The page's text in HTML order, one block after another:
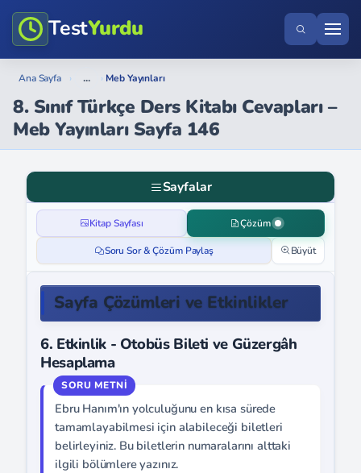
TestYurdu
Ana Sayfa › ... › Meb Yayınları
8. Sınıf Türkçe Ders Kitabı Cevapları –
Meb Yayınları Sayfa 146
Sayfalar
Kitap Sayfası Çözüm
Soru Sor & Çözüm Paylaş Büyüt
Sayfa Çözümleri ve Etkinlikler
6. Etkinlik - Otobüs Bileti ve Güzergâh
Hesaplama
Ebru Hanım'ın yolculuğunu en kısa sürede
tamamlayabilmesi için alabileceği biletleri
belirleyiniz. Bu biletlerin numaralarını alttaki
ilgili bölümlere yazınız.